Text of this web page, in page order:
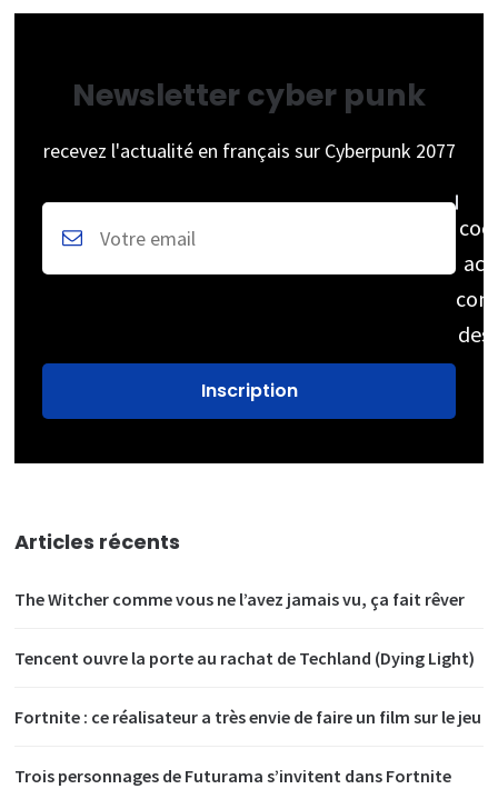
Newsletter cyber punk
recevez l'actualité en français sur Cyberpunk 2077
des
Articles récents
The Witcher comme vous ne l’avez jamais vu, ça fait rêver
Tencent ouvre la porte au rachat de Techland (Dying Light)
Fortnite : ce réalisateur a très envie de faire un film sur le jeu
Trois personnages de Futurama s’invitent dans Fortnite